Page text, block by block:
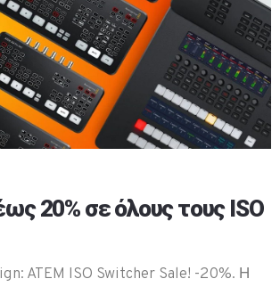
20% σε όλους τους ISO
ATEM ISO Switcher Sale! -20%. Η